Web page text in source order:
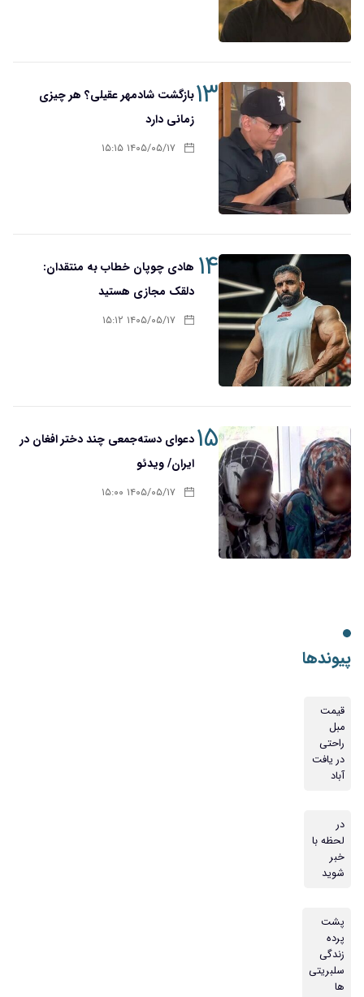
۱۳بازگشت شادمهر عقیلی؟ هر چیزی
زمانی دارد
۱۴۰۵/۰۵/۱۷ ۱۵:۱۵
۱۴ هادی چوپان خطاب به منتقدان:
دلقک مجازی هستید
۱۴۰۵/۰۵/۱۷ ۱۵:۱۲
۱۵دعوای دسته‌جمعی چند دختر افغان در
ایران/ ویدئو
۱۴۰۵/۰۵/۱۷ ۱۵:۰۰
پیوندها
قیمت
مبل
راحتی
در یافت
آباد
در
لحظه با
خبر
شوید
پشت
پرده
زندگی
سلبریتی
ها